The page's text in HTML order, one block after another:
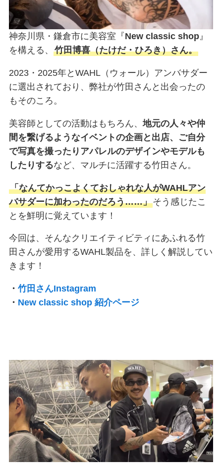
神奈川県・鎌倉市に美容室『New classic shop』
を構える、 竹田博喜（たけだ・ひろき）さん。
2023・2025年とWAHL（ウォール）アンバサダー
に選出されており、弊社が竹田さんと出会ったの
もそのころ。
美容師としての活動はもちろん、地元の人々や仲
間を繋げるようなイベントの企画と出店、ご自分
で写真を撮ったりアパレルのデザインやモデルも
したりするなど、マルチに活躍する竹田さん。
「なんてかっこよくておしゃれな人がWAHLアン
バサダーに加わったのだろう……」そう感じたこ
とを鮮明に覚えています！
今回は、そんなクリエイティビティにあふれる竹
田さんが愛用するWAHL製品を、詳しく解説してい
きます！
・ 竹田さんInstagram
・ New classic shop 紹介ページ